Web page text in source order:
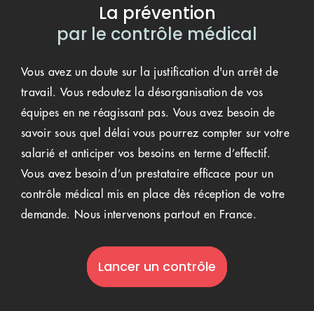
La prévention
par le contrôle médical
Vous avez un doute sur la justification d'un arrêt de
travail. Vous redoutez la désorganisation de vos
équipes en ne réagissant pas. Vous avez besoin de
savoir sous quel délai vous pourrez compter sur votre
salarié et anticiper vos besoins en terme d’effectif.
Vous avez besoin d’un prestataire efficace pour un
contrôle médical mis en place dès réception de votre
demande. Nous intervenons partout en France.
Lancer un contrôle